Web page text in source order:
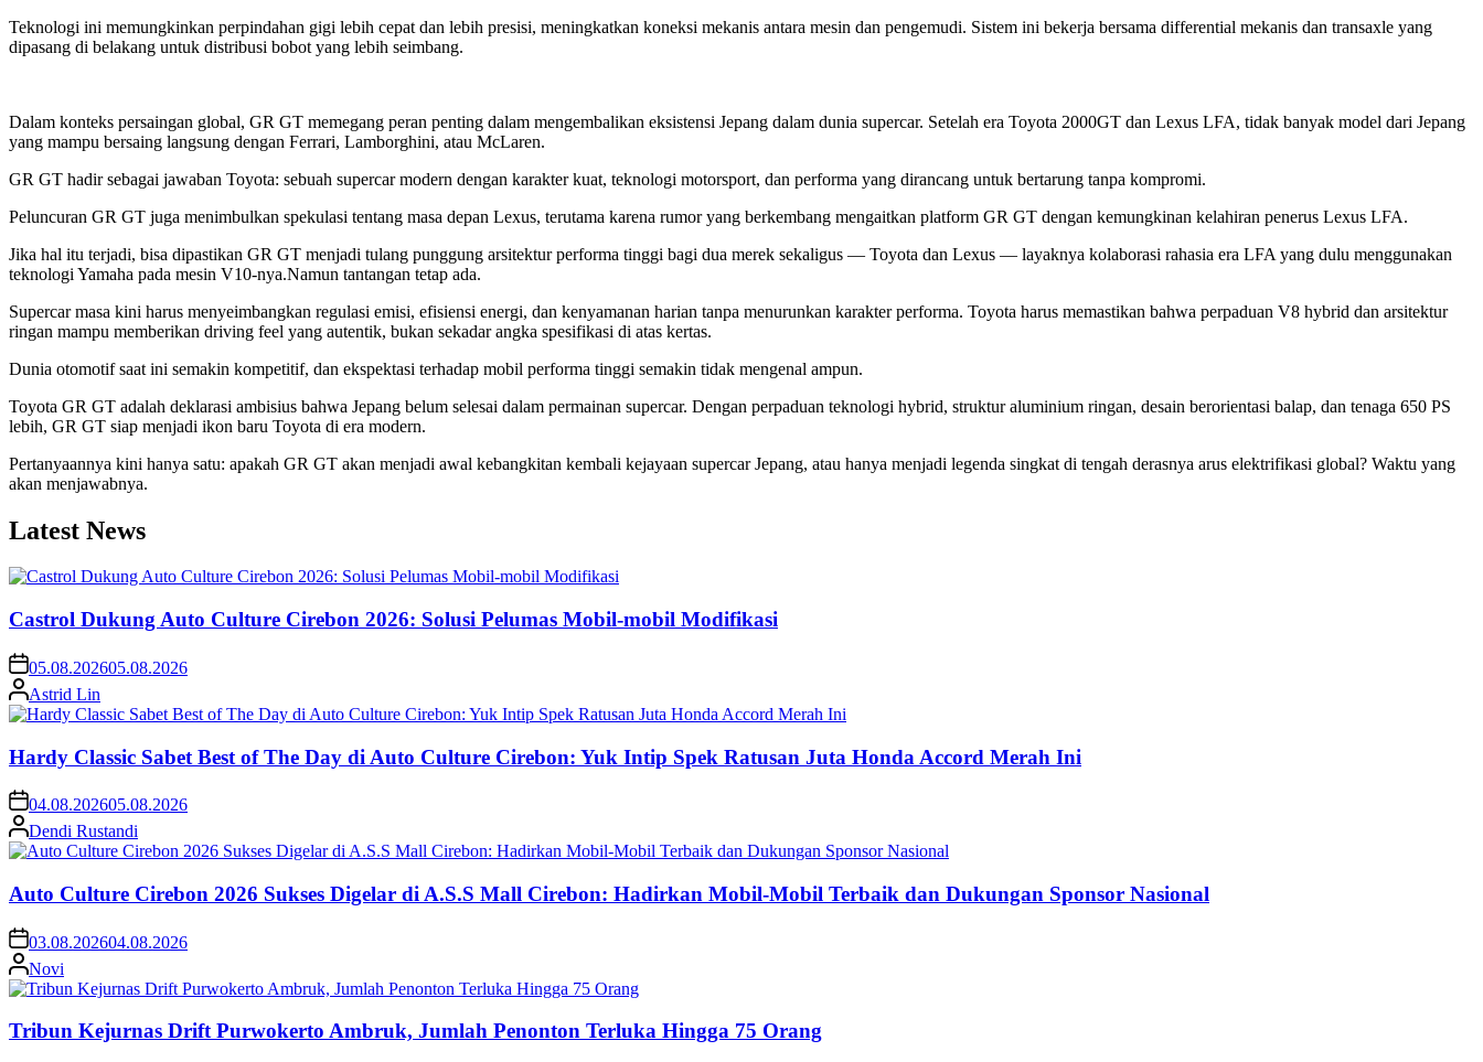
Teknologi ini memungkinkan perpindahan gigi lebih cepat dan lebih presisi, meningkatkan koneksi mekanis antara mesin dan pengemudi. Sistem ini bekerja bersama differential mekanis dan transaxle yang
dipasang di belakang untuk distribusi bobot yang lebih seimbang.
Dalam konteks persaingan global, GR GT memegang peran penting dalam mengembalikan eksistensi Jepang dalam dunia supercar. Setelah era Toyota 2000GT dan Lexus LFA, tidak banyak model dari Jepang
yang mampu bersaing langsung dengan Ferrari, Lamborghini, atau McLaren.
GR GT hadir sebagai jawaban Toyota: sebuah supercar modern dengan karakter kuat, teknologi motorsport, dan performa yang dirancang untuk bertarung tanpa kompromi.
Peluncuran GR GT juga menimbulkan spekulasi tentang masa depan Lexus, terutama karena rumor yang berkembang mengaitkan platform GR GT dengan kemungkinan kelahiran penerus Lexus LFA.
Jika hal itu terjadi, bisa dipastikan GR GT menjadi tulang punggung arsitektur performa tinggi bagi dua merek sekaligus — Toyota dan Lexus — layaknya kolaborasi rahasia era LFA yang dulu menggunakan
teknologi Yamaha pada mesin V10-nya.Namun tantangan tetap ada.
Supercar masa kini harus menyeimbangkan regulasi emisi, efisiensi energi, dan kenyamanan harian tanpa menurunkan karakter performa. Toyota harus memastikan bahwa perpaduan V8 hybrid dan arsitektur
ringan mampu memberikan driving feel yang autentik, bukan sekadar angka spesifikasi di atas kertas.
Dunia otomotif saat ini semakin kompetitif, dan ekspektasi terhadap mobil performa tinggi semakin tidak mengenal ampun.
Toyota GR GT adalah deklarasi ambisius bahwa Jepang belum selesai dalam permainan supercar. Dengan perpaduan teknologi hybrid, struktur aluminium ringan, desain berorientasi balap, dan tenaga 650 PS
lebih, GR GT siap menjadi ikon baru Toyota di era modern.
Pertanyaannya kini hanya satu: apakah GR GT akan menjadi awal kebangkitan kembali kejayaan supercar Jepang, atau hanya menjadi legenda singkat di tengah derasnya arus elektrifikasi global? Waktu yang
akan menjawabnya.
Latest News
Castrol Dukung Auto Culture Cirebon 2026: Solusi Pelumas Mobil-mobil Modifikasi
05.08.202605.08.2026
Astrid Lin
Hardy Classic Sabet Best of The Day di Auto Culture Cirebon: Yuk Intip Spek Ratusan Juta Honda Accord Merah Ini
04.08.202605.08.2026
Dendi Rustandi
Auto Culture Cirebon 2026 Sukses Digelar di A.S.S Mall Cirebon: Hadirkan Mobil-Mobil Terbaik dan Dukungan Sponsor Nasional
03.08.202604.08.2026
Novi
Tribun Kejurnas Drift Purwokerto Ambruk, Jumlah Penonton Terluka Hingga 75 Orang